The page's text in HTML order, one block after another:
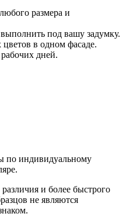
размера и
под вашу задумку.
в одном фасаде.
дней.
по индивидуальному
и более быстрого
не являются